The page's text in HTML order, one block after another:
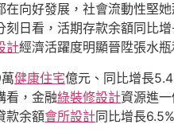
在向好發展，社會流動性堅
日看，活期存款余額同比
計經濟活躍度明顯晉陞張水
健康住宅億元、同比增長
看，金融綠裝修設計資源進
款余額會所設計同比增長